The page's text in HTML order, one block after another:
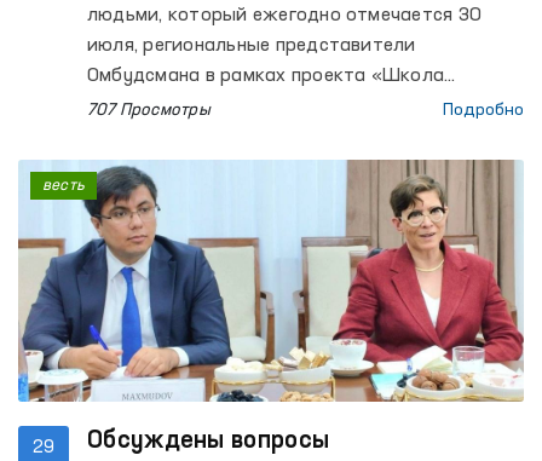
миграции
людьми, который ежегодно отмечается 30
июля, региональные представители
Омбудсмана в рамках проекта «Школа
Омбудсмана» провели в Республике
Навоийской, Наманганской, Ферганской,
Самаркандской, Сурхандарьинской,
Ташкентской и Хорезмской областях
мероприятия, направленные на повышение
правовой осведомленности населения и
молодежи.
707 Просмотры Подробно
29
Обсуждены вопросы
весть